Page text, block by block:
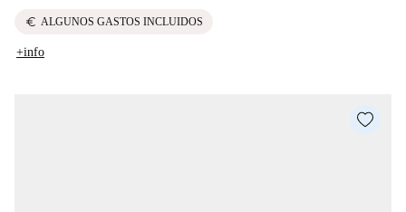
euro ALGUNOS GASTOS INCLUIDOS
+info